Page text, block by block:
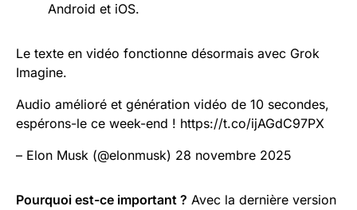
Android et iOS.
Le texte en vidéo fonctionne désormais avec Grok
Imagine.
Audio amélioré et génération vidéo de 10 secondes,
espérons-le ce week-end ! https://t.co/ijAGdC97PX
– Elon Musk (@elonmusk) 28 novembre 2025
Pourquoi est-ce important ? Avec la dernière version